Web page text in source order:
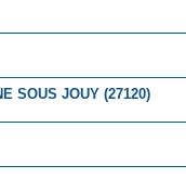
SOUS JOUY (27120)